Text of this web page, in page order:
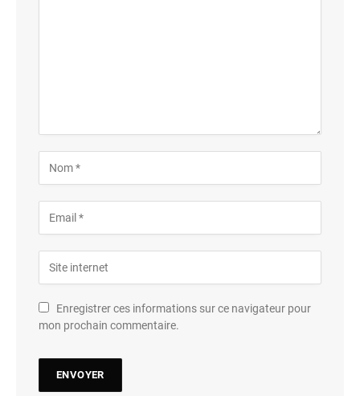
Enregistrer ces informations sur ce navigateur pour
mon prochain commentaire.